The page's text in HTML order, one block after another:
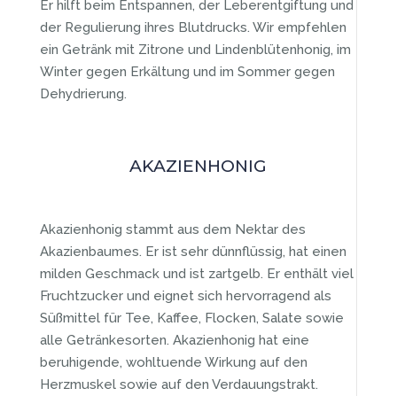
Er hilft beim Entspannen, der Leberentgiftung und
der Regulierung ihres Blutdrucks. Wir empfehlen
ein Getränk mit Zitrone und Lindenblütenhonig, im
Winter gegen Erkältung und im Sommer gegen
Dehydrierung.
AKAZIENHONIG
Akazienhonig stammt aus dem Nektar des
Akazienbaumes. Er ist sehr dünnflüssig, hat einen
milden Geschmack und ist zartgelb. Er enthält viel
Fruchtzucker und eignet sich hervorragend als
Süßmittel für Tee, Kaffee, Flocken, Salate sowie
alle Getränkesorten. Akazienhonig hat eine
beruhigende, wohltuende Wirkung auf den
Herzmuskel sowie auf den Verdauungstrakt.